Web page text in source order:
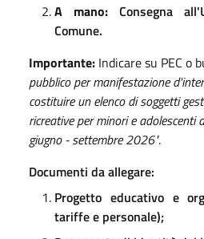
A mano: Consegna
Comune.
Importante: Indicare su PEC o
pubblico per manifestazione
costituire un elenco di soggetti
ricreative per minori e
giugno - settembre 2026".
Documenti da allegare:
Progetto educativo e
tariffe e personale);